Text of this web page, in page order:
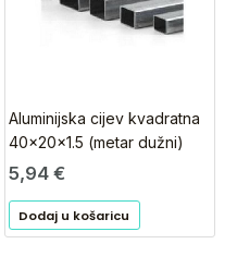
Aluminijska cijev kvadratna
40x20x1.5 (metar dužni)
5,94 €
Dodaj u košaricu